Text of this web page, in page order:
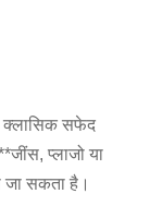
क्लासिक सफेद
प्लाजो या
जा सकता है।